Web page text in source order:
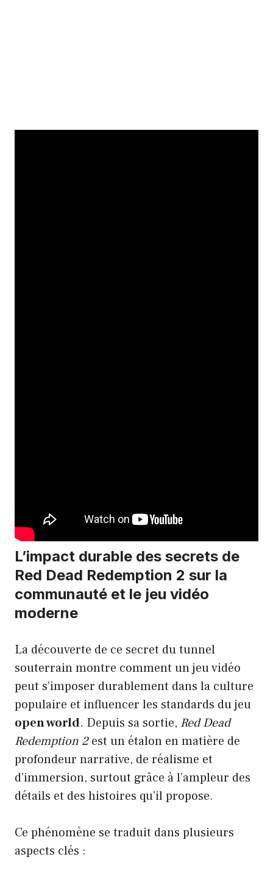
L’impact durable des secrets de
Red Dead Redemption 2 sur la
communauté et le jeu vidéo
moderne
La découverte de ce secret du tunnel
souterrain montre comment un jeu vidéo
peut s’imposer durablement dans la culture
populaire et influencer les standards du jeu
open world. Depuis sa sortie, Red Dead
Redemption 2est un étalon en matière de
profondeur narrative, de réalisme et
d’immersion, surtout grâce à l’ampleur des
détails et des histoires qu’il propose.
Ce phénomène se traduit dans plusieurs
aspects clés :